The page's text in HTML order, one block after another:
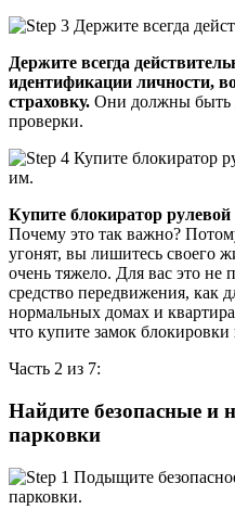
Держите всегда
идентификации личности,
страховку. Они должны быть
проверки.
Купите блокиратор
Почему это так важно?
угонят, вы лишитесь своего
очень тяжело. Для вас это не
средство передвижения, как
нормальных домах и
что купите замок
Часть 2 из 7:
Найдите безопасные и
парковки